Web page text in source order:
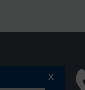
x